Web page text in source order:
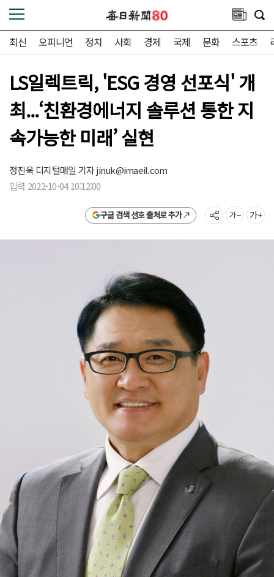
최신 오피니언 정치 사회 경제 국제 문화 스포츠
LS일렉트릭, 'ESG 경영 선포식' 개
최...‘친환경에너지 솔루션 통한 지
속가능한 미래’ 실현
정진욱 디지털매일 기자jinuk@imaeil.com
입력 2022-10-04 10:12:00
구글 검색 선호 출처로 추가